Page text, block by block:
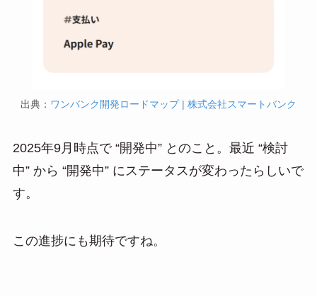
出典： ワンバンク開発ロードマップ | 株式会社スマートバンク
2025年9月時点で “開発中” とのこと。最近 “検討
中” から “開発中” にステータスが変わったらしいで
す。
この進捗にも期待ですね。